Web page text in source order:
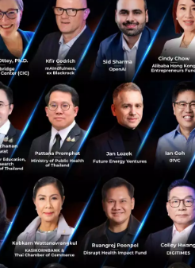
าสำหรับคนที่ชอบดองงาน
Rule เทคนิคการทำงาน
Trending Tags